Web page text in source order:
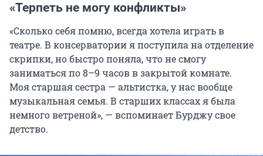
«Терпеть не могу конфликты»
«Сколько себя помню, всегда хотела играть в
театре. В консерватории я поступила на отделение
скрипки, но быстро поняла, что не смогу
заниматься по 8–9 часов в закрытой комнате.
Моя старшая сестра — альтистка, у нас вообще
музыкальная семья. В старших классах я была
немного ветреной», — вспоминает Бурджу свое
детство.